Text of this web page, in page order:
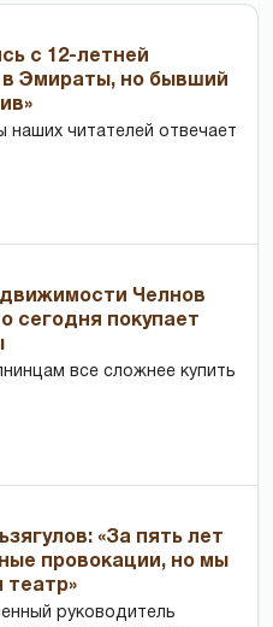
с 12-летней
Эмираты, но бывший
наших читателей отвечает
Челнов
сегодня покупает
все сложнее купить
«За пять лет
провокации, но мы
театр»
руководитель